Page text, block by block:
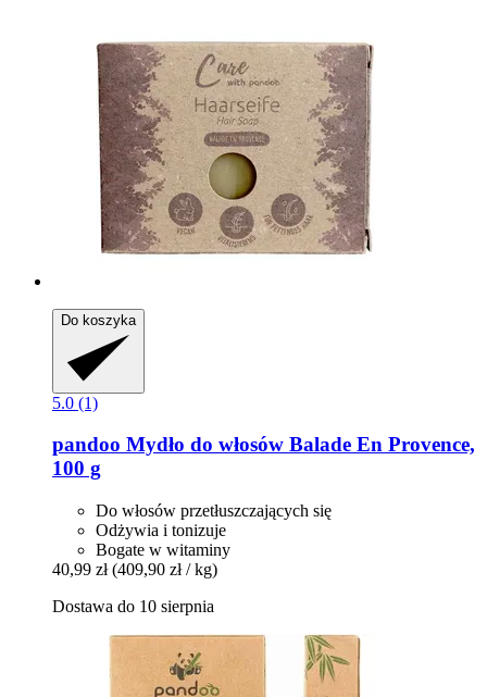
Do koszyka
5.0 (1)
pandoo Mydło do włosów Balade En Provence,
100 g
Do włosów przetłuszczających się
Odżywia i tonizuje
Bogate w witaminy
40,99 zł (409,90 zł / kg)
Dostawa do 10 sierpnia